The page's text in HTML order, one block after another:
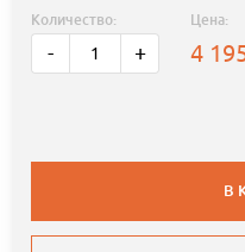
Количество:
- +
Цена:
4
В